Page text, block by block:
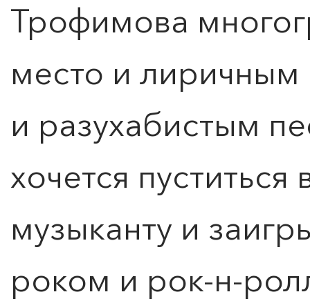
Трофимова
место и лиричным
и разухабистым
хочется
музыканту и
роком и рок-н-